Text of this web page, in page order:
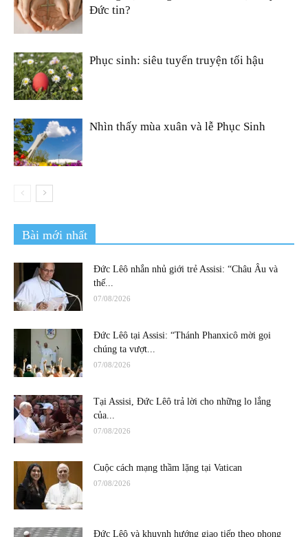
Đức tin?
Phục sinh: siêu tuyến truyện tối hậu
Nhìn thấy mùa xuân và lễ Phục Sinh
Bài mới nhất
Đức Lêô nhắn nhủ giới trẻ Assisi: “Châu Âu và
thế...
07/08/2026
Đức Lêô tại Assisi: “Thánh Phanxicô mời gọi
chúng ta vượt...
07/08/2026
Tại Assisi, Đức Lêô trả lời cho những lo lắng
của...
07/08/2026
Cuộc cách mạng thầm lặng tại Vatican
07/08/2026
Đức Lêô và khuynh hướng giao tiếp theo phong